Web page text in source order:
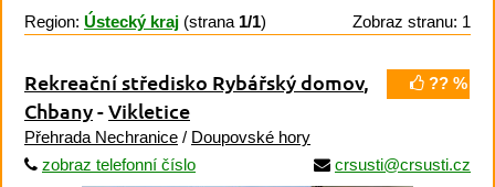
Region: Ústecký kraj (strana 1/1) Zobraz stranu: 1
?? %
Rekreační středisko Rybářský domov,
Chbany-Vikletice
Přehrada Nechranice / Doupovské hory
zobraz telefonní číslo
crsusti@crsusti.cz